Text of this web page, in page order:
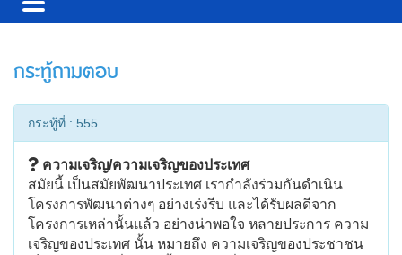
กระทู้ถามตอบ
กระทู้ที่ : 555
ความเจริญ/ความเจริญของประเทศ
สมัยนี้ เป็นสมัยพัฒนาประเทศ เรากำลังร่วมกันดำเนิน
โครงการพัฒนาต่างๆ อย่างเร่งรีบ และได้รับผลดีจาก
โครงการเหล่านั้นแล้ว อย่างน่าพอใจ หลายประการ ความ
เจริญของประเทศ นั้น หมายถึง ความเจริญของประชาชน